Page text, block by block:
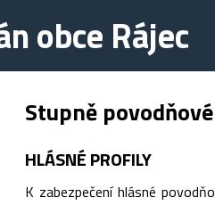
obce Rájec
Stupně
HLÁSNÉ PROFILY
K zabezpečení hlásné